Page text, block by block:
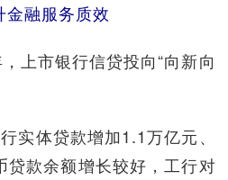
金融服务质效
上市银行信贷投向“向新向
体贷款增加1.1万亿元、
贷款余额增长较好，工行对